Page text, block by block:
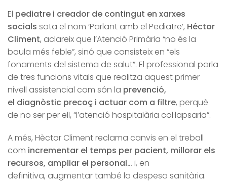
El pediatre i creador de contingut en xarxes
socials sota el nom ‘Parlant amb el Pediatre’, Héctor
Climent, aclareix que l’Atenció Primària “no és la
baula més feble”, sinó que consisteix en “els
fonaments del sistema de salut”. El professional parla
de tres funcions vitals que realitza aquest primer
nivell assistencial com són la prevenció,
el diagnòstic precoç i actuar com a filtre, perquè
de no ser per ell, “l’atenció hospitalària col·lapsaria”.
A més, Hèctor Climent reclama canvis en el treball
com incrementar el temps per pacient, millorar els
recursos, ampliar el personal… i, en
definitiva, augmentar també la despesa sanitària.